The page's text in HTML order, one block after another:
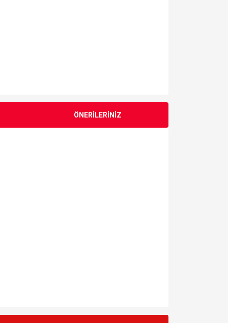
ÖNERİLERİNİZ